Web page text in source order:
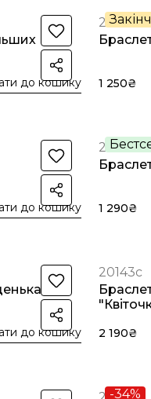
до кошику
20159с
1 250₴
до кошику
20153с
1 290₴
до кошику
20143с
2 190₴
-34%